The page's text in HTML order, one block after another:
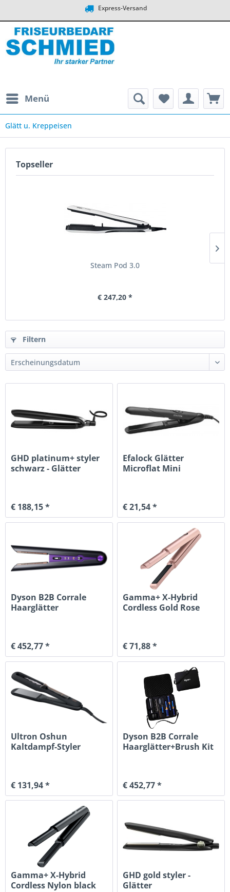
Express-Versand
Menü
Glätt u. Kreppeisen
Topseller
Steam Pod 3.0
€ 247,20 *
Filtern
GHD platinum+ styler
schwarz - Glätter
€ 188,15 *
Efalock Glätter
Microflat Mini
€ 21,54 *
Dyson B2B Corrale
Haarglätter
€ 452,77 *
Gamma+ X-Hybrid
Cordless Gold Rose
€ 71,88 *
Ultron Oshun
Kaltdampf-Styler
€ 131,94 *
Dyson B2B Corrale
Haarglätter+Brush Kit
€ 452,77 *
Gamma+ X-Hybrid
Cordless Nylon black
GHD gold styler -
Glätter